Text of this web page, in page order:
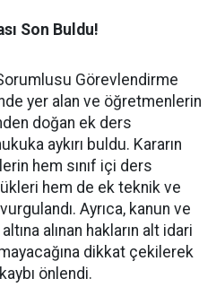
Son Buldu!
Sorumlusu Görevlendirme
yer alan ve öğretmenlerin
doğan ek ders
aykırı buldu. Kararın
hem sınıf içi ders
hem de ek teknik ve
Ayrıca, kanun ve
alınan hakların alt idari
dikkat çekilerek
önlendi.